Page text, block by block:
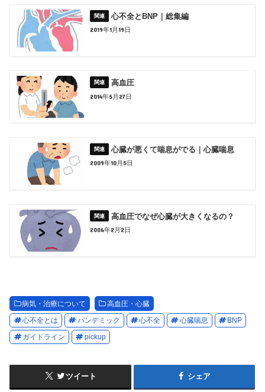
心不全とBNP｜総集編
2019年1月19日
高血圧
2014年5月27日
心臓が悪くて喘息がでる｜心臓喘息
2009年10月5日
高血圧でなぜ心臓が大きくなるの？
2006年2月2日
病気・治療について 高血圧・心臓
心不全とは パンデミック 心不全 心臓喘息 BNP
ガイドライン pickup
ツイート シェア